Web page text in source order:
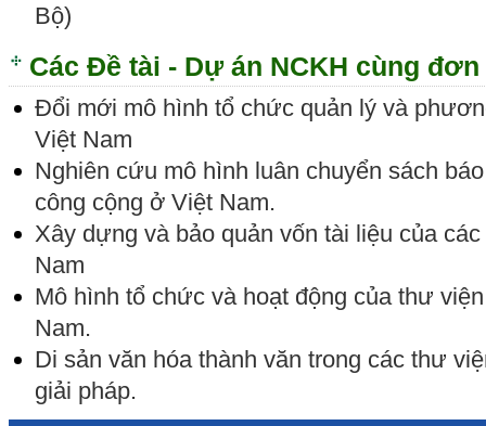
Bộ)
Các Đề tài - Dự án NCKH cùng
Đổi mới mô hình tổ chức quản lý và
Việt Nam
Nghiên cứu mô hình luân chuyển sách
công cộng ở Việt Nam.
Xây dựng và bảo quản vốn tài liệu của
Nam
Mô hình tổ chức và hoạt động của thư
Nam.
Di sản văn hóa thành văn trong các thư
giải pháp.